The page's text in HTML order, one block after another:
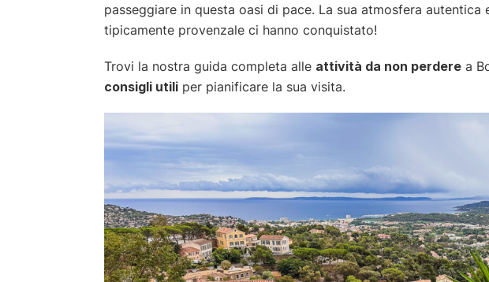
passeggiare in questa oasi di pace. La sua atmosfera autentica
tipicamente provenzale ci hanno conquistato!
Trovi la nostra guida completa alle attività da non perdere a
consigli utili per pianificare la sua visita.